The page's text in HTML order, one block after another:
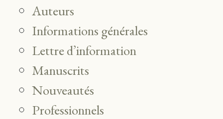
Auteurs
Informations générales
Lettre d’information
Manuscrits
Nouveautés
Professionnels